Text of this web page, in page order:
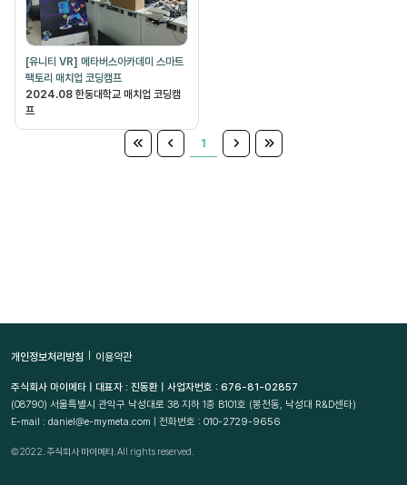
[유니티 VR] 메타버스아카데미 스마트
팩토리 매치업 코딩캠프
2024.08 한동대학교 매치업 코딩캠
프
1
개인정보처리방침 이용약관
주식회사 마이메타 | 대표자 : 진동환 | 사업자번호 : 676-81-02857
(08790) 서울특별시 관악구 낙성대로 38 지하 1층 B101호 (봉천동, 낙성대 R&D센타)
E-mail : daniel@e-mymeta.com | 전화번호 : 010-2729-9656
©2022. 주식회사 마이메타. All rights reserved.